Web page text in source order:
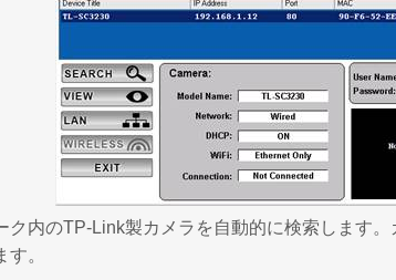
ク内のTP-Link製カメラを自動的に検索します
。